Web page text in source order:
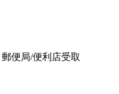
郵便局/便利店受取